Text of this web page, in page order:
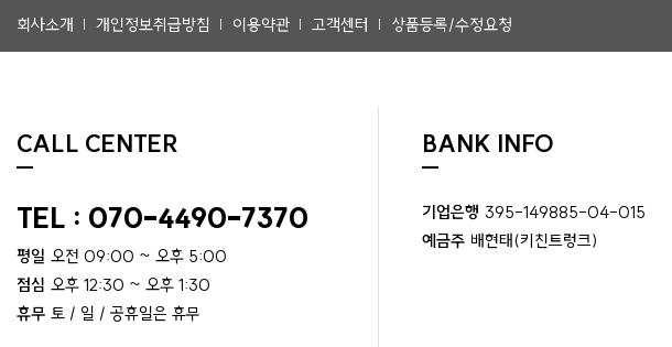
회사소개 개인정보취급방침 이용약관 고객센터 상품등록/수정요청
CALL CENTER
TEL : 070-4490-7370
평일 오전 09:00 ~ 오후 5:00
점심 오후 12:30 ~ 오후 1:30
휴무 토 / 일 / 공휴일은 휴무
BANK INFO
기업은행 395-149885-04-015
예금주 배현태(키친트렁크)